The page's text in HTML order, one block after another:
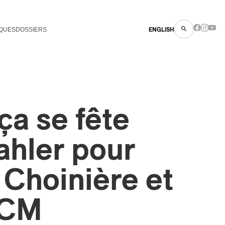
DOSSIERS ENGLISH
se fête
pour
et